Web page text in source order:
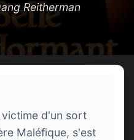
Reitherman
d'un sort
Maléfique, s'est